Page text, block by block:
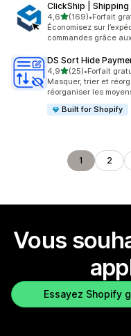
ClickShip |
4,6étoile(s) sur 5
(169)
169 avis au total
•Forfait
Économisez sur
commandes grâce
DS Sort Hide
4,9étoile(s) sur 5
(25)
25 avis au total
•Forfait
Masquer, trier et
réorganiser les
Built for Shopify
1 2
Vous
Essayez Shopify